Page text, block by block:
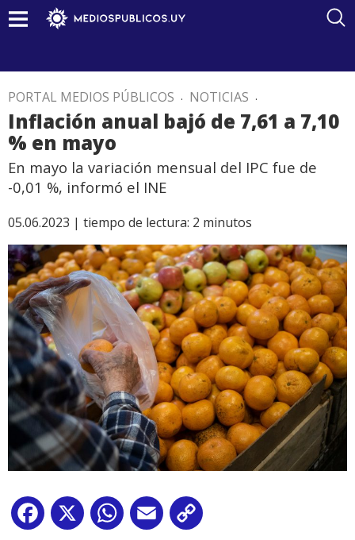
PORTAL MEDIOS PÚBLICOS . NOTICIAS .
Inflación anual bajó de 7,61 a 7,10
% en mayo
En mayo la variación mensual del IPC fue de
-0,01 %, informó el INE
05.06.2023 | tiempo de lectura: 2 minutos
Facebook
X WhatsApp
Email